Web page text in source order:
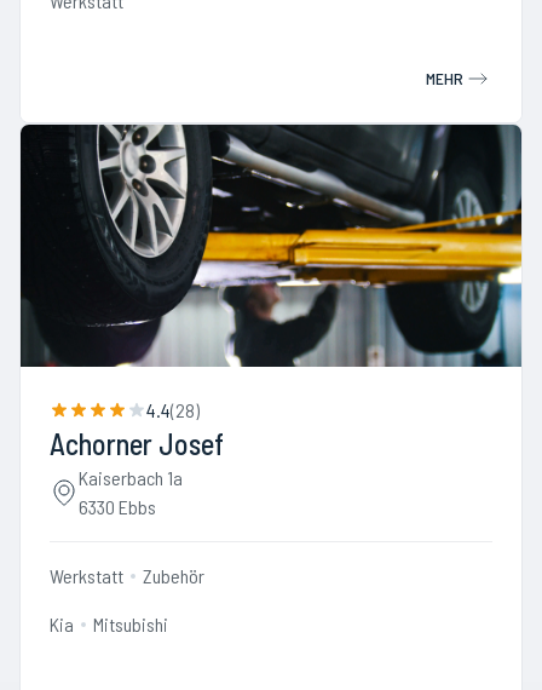
MEHR
4.4(28)
Achorner Josef
Kaiserbach 1a
6330 Ebbs
Werkstatt Zubehör
Kia Mitsubishi